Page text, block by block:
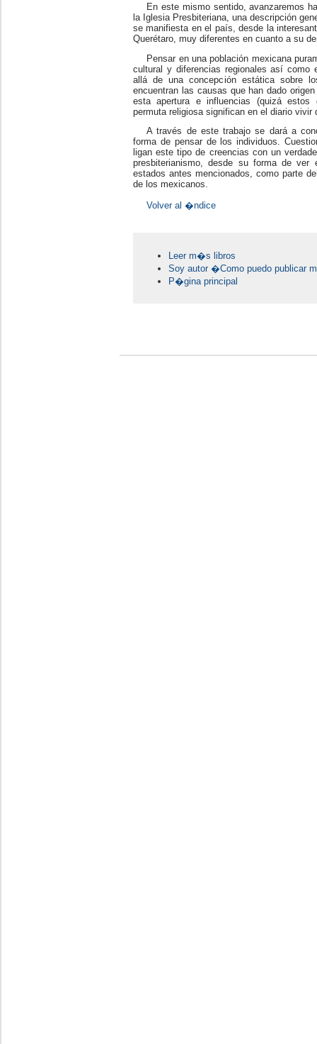
En este mismo sentido, avanzaremos
la Iglesia Presbiteriana, una descripción
se manifiesta en el país, desde la
Querétaro, muy diferentes en cuanto a su
Pensar en una población mexicana
cultural y diferencias regionales así como
allá de una concepción estática sobre
encuentran las causas que han dado
esta apertura e influencias (quizá
permuta religiosa significan en el diario
A través de este trabajo se dará a
forma de pensar de los individuos.
ligan este tipo de creencias con un
presbiterianismo, desde su forma de
estados antes mencionados, como parte
de los mexicanos.
Volver al �ndice
Leer m�s libros
Soy autor �Como puedo publicar
P�gina principal